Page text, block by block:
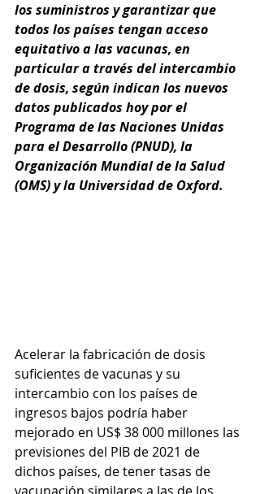
los suministros y garantizar que
todos los países tengan acceso
equitativo a las vacunas, en
particular a través del intercambio
de dosis, según indican los nuevos
datos publicados hoy por el
Programa de las Naciones Unidas
para el Desarrollo (PNUD), la
Organización Mundial de la Salud
(OMS) y la Universidad de Oxford.
Acelerar la fabricación de dosis
suficientes de vacunas y su
intercambio con los países de
ingresos bajos podría haber
mejorado en US$ 38 000 millones las
previsiones del PIB de 2021 de
dichos países, de tener tasas de